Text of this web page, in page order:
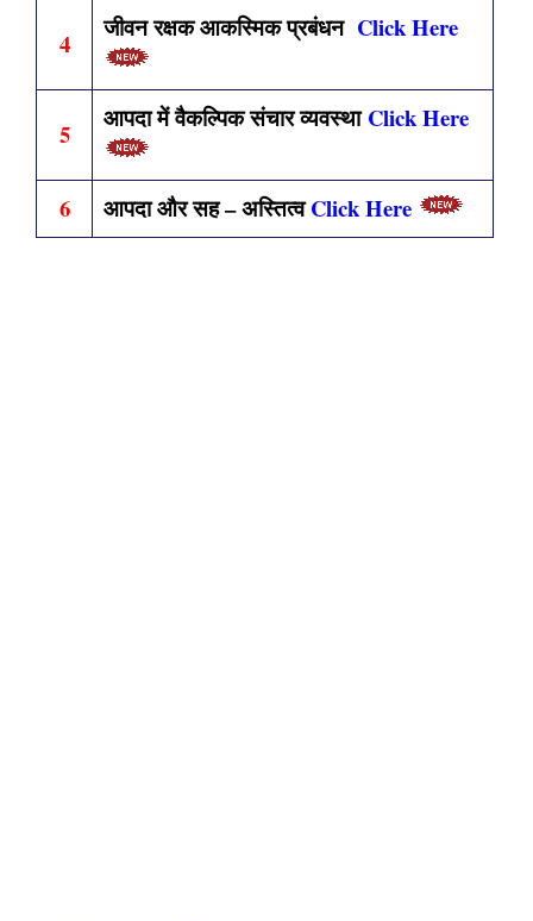
4
जीवन रक्षक आकस्मिक प्रबंधन Click Here
5
आपदा में वैकल्पिक संचार व्यवस्था Click Here
6 आपदा और सह – अस्तित्वClick Here